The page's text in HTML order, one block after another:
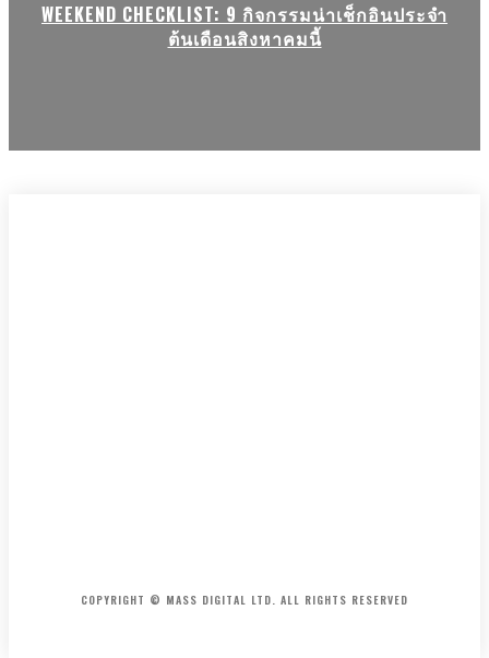
WEEKEND CHECKLIST: 9 กิจกรรมน่าเช็กอินประจำ
ต้นเดือนสิงหาคมนี้
COPYRIGHT © MASS DIGITAL LTD. ALL RIGHTS RESERVED